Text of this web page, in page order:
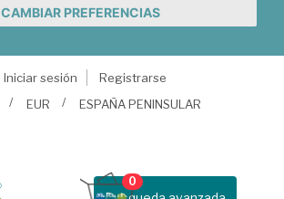
CAMBIAR PREFERENCIAS
Iniciar sesión
Registrarse
EUR ESPAÑA PENINSULAR
0